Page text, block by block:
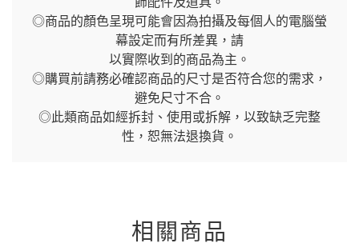
◎商品的顏色呈現可能會因為拍攝及每個人的電腦螢
幕設定而有所差異，請
以實際收到的商品為主。
◎購買前請務必確認商品的尺寸是否符合您的需求，
避免尺寸不合。
◎此類商品如經拆封、使用或拆解，以致缺乏完整
性，恕無法退換貨。
相關商品